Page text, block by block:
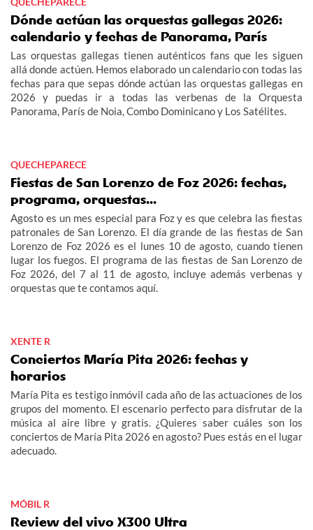
Dónde actúan las orquestas gallegas 2026:
calendario y fechas de Panorama, París
Las orquestas gallegas tienen auténticos fans que les siguen
allá donde actúen. Hemos elaborado un calendario con todas las
fechas para que sepas dónde actúan las orquestas gallegas en
2026 y puedas ir a todas las verbenas de la Orquesta
Panorama, París de Noia, Combo Dominicano y Los Satélites.
QUECHEPARECE
Fiestas de San Lorenzo de Foz 2026: fechas,
programa, orquestas...
Agosto es un mes especial para Foz y es que celebra las fiestas
patronales de San Lorenzo. El día grande de las fiestas de San
Lorenzo de Foz 2026 es el lunes 10 de agosto, cuando tienen
lugar los fuegos. El programa de las fiestas de San Lorenzo de
Foz 2026, del 7 al 11 de agosto, incluye además verbenas y
orquestas que te contamos aquí.
XENTE R
Conciertos María Pita 2026: fechas y
horarios
María Pita es testigo inmóvil cada año de las actuaciones de los
grupos del momento. El escenario perfecto para disfrutar de la
música al aire libre y gratis. ¿Quieres saber cuáles son los
conciertos de María Pita 2026 en agosto? Pues estás en el lugar
adecuado.
MÓBIL R
Review del vivo X300 Ultra